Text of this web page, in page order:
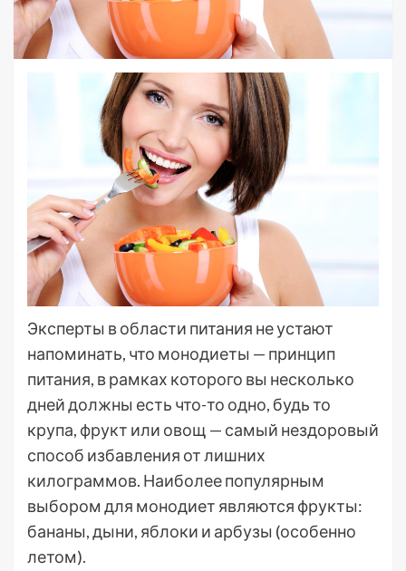
Эксперты в области питания не устают
напоминать, что монодиеты — принцип
питания, в рамках которого вы несколько
дней должны есть что-то одно, будь то
крупа, фрукт или овощ — самый нездоровый
способ избавления от лишних
килограммов. Наиболее популярным
выбором для монодиет являются фрукты:
бананы, дыни, яблоки и арбузы (особенно
летом).